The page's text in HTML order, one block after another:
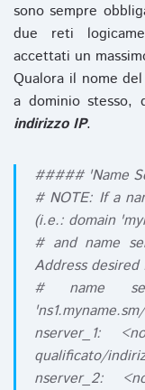
sono sempre
due reti
accettati un
Qualora il nome del
a dominio stesso,
indirizzo IP.
##### 'Name
# NOTE: If a
(i.e.: domain
# and name
Address
# name
nserver_1:
qualificato/
nserver_2: